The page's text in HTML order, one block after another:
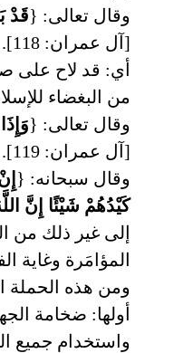
وقال تعالى: {قَدْ
[آل عمران: 118].
أي: قد لاح على
من البغضاء
وقال تعالى: {
[آل عمران: 119].
وقال سبحانه: {
كَيْدُهُمْ شَيْئًا إِنَّ
إلى غير ذلك من
المؤامَرة وغاية
ومن هذه الحملة
أولها: ضخامة
واستخدام جميع